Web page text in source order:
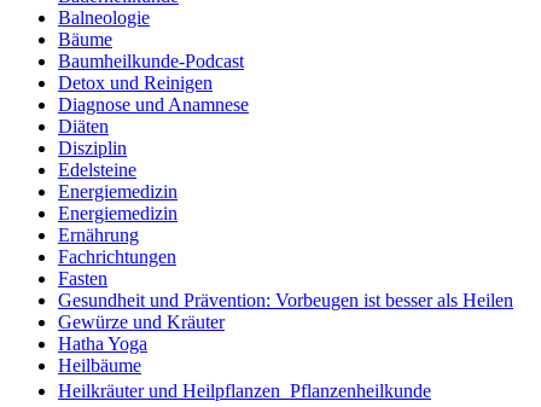
Balneologie
Bäume
Baumheilkunde-Podcast
Detox und Reinigen
Diagnose und Anamnese
Diäten
Disziplin
Edelsteine
Energiemedizin
Energiemedizin
Ernährung
Fachrichtungen
Fasten
Gesundheit und Prävention: Vorbeugen ist besser als Heilen
Gewürze und Kräuter
Hatha Yoga
Heilbäume
Heilkräuter und Heilpflanzen  Pflanzenheilkunde